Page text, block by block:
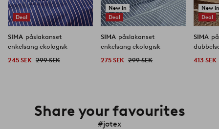
Deal
SIMA påslakanset
enkelsäng ekologisk
245 SEK 299 SEK
New in
Deal
SIMA påslakanset
enkelsäng ekologisk
275 SEK 299 SEK
New
Deal
SIMA
413 SEK
Share your favourites
#jotex